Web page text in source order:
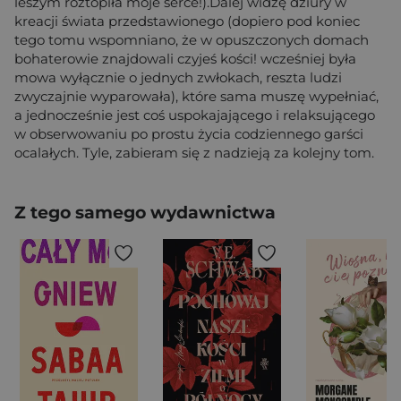
kreacji świata przedstawionego (dopiero pod koniec
tego tomu wspomniano, że w opuszczonych domach
bohaterowie znajdowali czyjeś kości! wcześniej była
mowa wyłącznie o jednych zwłokach, reszta ludzi
zwyczajnie wyparowała), które sama muszę wypełniać,
a jednocześnie jest coś uspokajającego i relaksującego
w obserwowaniu po prostu życia codziennego garści
ocalałych. Tyle, zabieram się z nadzieją za kolejny tom.
Z tego samego wydawnictwa